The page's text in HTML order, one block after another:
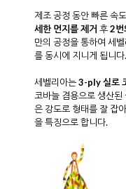
제조 공정 동안 빠른 속
세한 먼지를 제거 후2번
만의 공정을 통하여 세
를 동시에 지니게 됩니다.
세벨리아는3-ply실로
코바늘 겸용으로 생산된
은 강도로 형태를 잘 잡
을 특징으로 합니다.